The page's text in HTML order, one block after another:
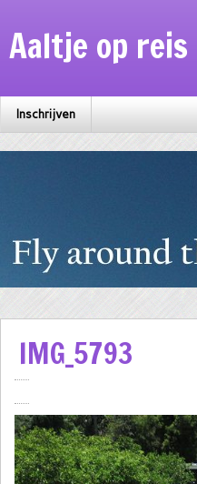
Aaltje op reis
Inschrijven
IMG_5793